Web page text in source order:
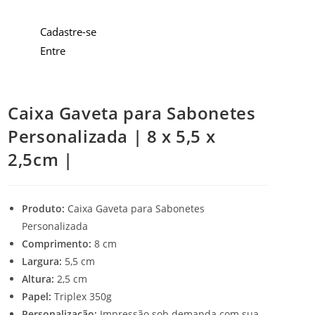
Cadastre-se
Entre
Caixa Gaveta para Sabonetes
Personalizada | 8 x 5,5 x
2,5cm |
Produto: Caixa Gaveta para Sabonetes
Personalizada
Comprimento: 8 cm
Largura: 5,5 cm
Altura: 2,5 cm
Papel: Triplex 350g